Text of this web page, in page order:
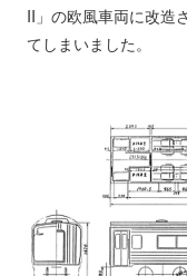
II」の欧風車両に改造
てしまいました。